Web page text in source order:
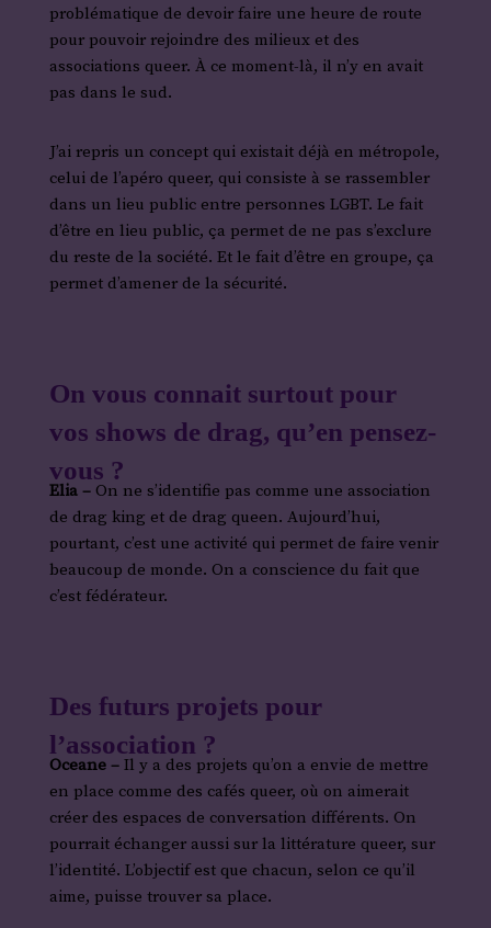
problématique de devoir faire une heure de route
pour pouvoir rejoindre des milieux et des
associations queer. À ce moment-là, il n’y en avait
pas dans le sud.
J’ai repris un concept qui existait déjà en métropole,
celui de l’apéro queer, qui consiste à se rassembler
dans un lieu public entre personnes LGBT. Le fait
d’être en lieu public, ça permet de ne pas s’exclure
du reste de la société. Et le fait d’être en groupe, ça
permet d’amener de la sécurité.
On vous connait surtout pour
vos shows de drag, qu’en pensez-
vous ?
Elia – On ne s’identifie pas comme une association
de drag king et de drag queen. Aujourd’hui,
pourtant, c’est une activité qui permet de faire venir
beaucoup de monde. On a conscience du fait que
c’est fédérateur.
Des futurs projets pour
l’association ?
Oceane – Il y a des projets qu’on a envie de mettre
en place comme des cafés queer, où on aimerait
créer des espaces de conversation différents. On
pourrait échanger aussi sur la littérature queer, sur
l’identité. L’objectif est que chacun, selon ce qu’il
aime, puisse trouver sa place.